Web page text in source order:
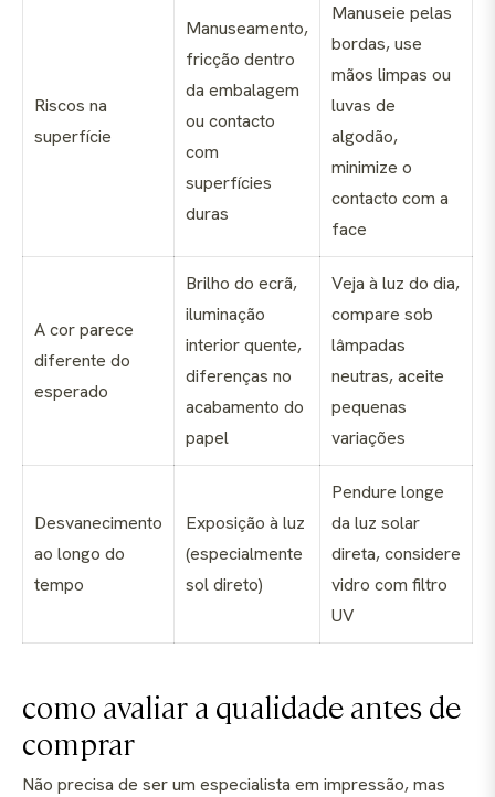
Riscos na
superfície
Manuseamento,
fricção dentro
da embalagem
ou contacto
com
superfícies
duras
Manuseie pelas
bordas, use
mãos limpas ou
luvas de
algodão,
minimize o
contacto com a
face
A cor parece
diferente do
esperado
Brilho do ecrã,
iluminação
interior quente,
diferenças no
acabamento do
papel
Veja à luz do dia,
compare sob
lâmpadas
neutras, aceite
pequenas
variações
Desvanecimento
ao longo do
tempo
Exposição à luz
(especialmente
sol direto)
Pendure longe
da luz solar
direta, considere
vidro com filtro
UV
como avaliar a qualidade antes de
comprar
Não precisa de ser um especialista em impressão, mas